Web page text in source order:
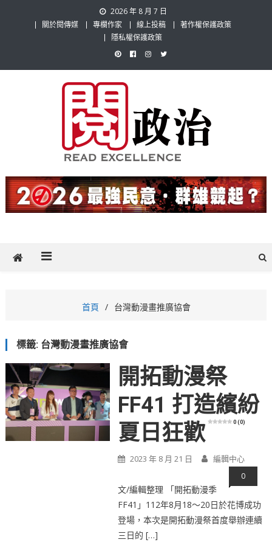
2026 年 8 月 7 日
關於閱傳媒
專欄作家 線上投稿
著作權保護政策
隱私權保護政策
閱政治 Read Gov News
題，也要專業評論，閱政治與多元的政治評論家與專欄作家邀稿合作，
讓讀者有最多元和專業的選擇。
首頁 台灣動漫畫推廣協會
標籤: 台灣動漫畫推廣協會
開拓動漫祭
FF41 打造繽紛
夏日狂歡
0 (0)
2023 年 8 月 21 日 編輯中心
0
文/編輯整理 「開拓動漫季
FF41」112年8月18～20日於花博成功
登場，本次是開拓動漫祭首度舉辦連續
三日的 […]